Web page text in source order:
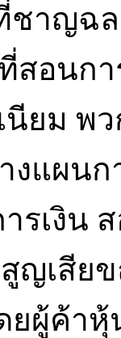
ชาญฉ
สอนก
นียม พ
งแผน
รเงิน
สูญเสี
ยผู้ค้า